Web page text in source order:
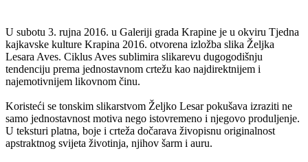
U subotu 3. rujna 2016. u Galeriji grada Krapine je u okviru Tjedna
kajkavske kulture Krapina 2016. otvorena izložba slika Željka
Lesara Aves. Ciklus Aves sublimira slikarevu dugogodišnju
tendenciju prema jednostavnom crtežu kao najdirektnijem i
najemotivnijem likovnom činu.
Koristeći se tonskim slikarstvom Željko Lesar pokušava izraziti ne
samo jednostavnost motiva nego istovremeno i njegovo produljenje.
U teksturi platna, boje i crteža dočarava živopisnu originalnost
apstraktnog svijeta životinja, njihov šarm i auru.